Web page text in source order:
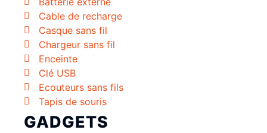
Cable de recharge
Casque sans fil
Chargeur sans fil
Enceinte
Clé USB
Ecouteurs sans fils
Tapis de souris
GADGETS